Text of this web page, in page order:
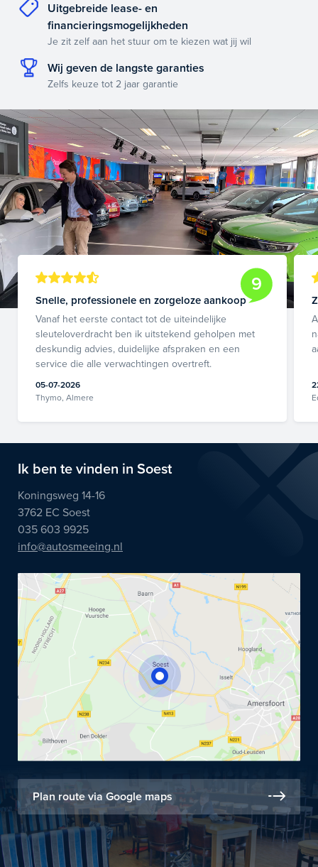
Uitgebreide lease- en
financieringsmogelijkheden
Je zit zelf aan het stuur om te kiezen wat jij wil
Wij geven de langste garanties
Zelfs keuze tot 2 jaar garantie
9
Snelle, professionele en zorgeloze aankoop
Vanaf het eerste contact tot de uiteindelijke
sleuteloverdracht ben ik uitstekend geholpen met
deskundig advies, duidelijke afspraken en een
service die alle verwachtingen overtreft.
05-07-2026
Thymo, Almere
Ik ben te vinden in Soest
Koningsweg 14-16
3762 EC Soest
035 603 9925
info@autosmeeing.nl
Plan route via Google maps